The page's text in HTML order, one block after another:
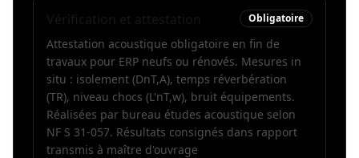
Obligatoire
Attestation acoustique obligatoire en fin de
travaux pour ERP neufs ou rénovés. Mesures in
situ : isolement (DnT,A), temps réverbération
(TR), niveau chocs (L'nT,w), bruit équipements.
Réalisées par bureau études acoustique selon
NF S 31-057. Résultats consignés dans rapport
transmis à maître d'ouvrage